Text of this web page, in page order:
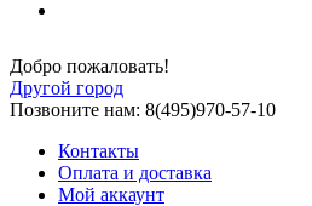
Добро пожаловать!
Другой город
Позвоните нам: 8(495)970-57-10
Контакты
Оплата и доставка
Мой аккаунт